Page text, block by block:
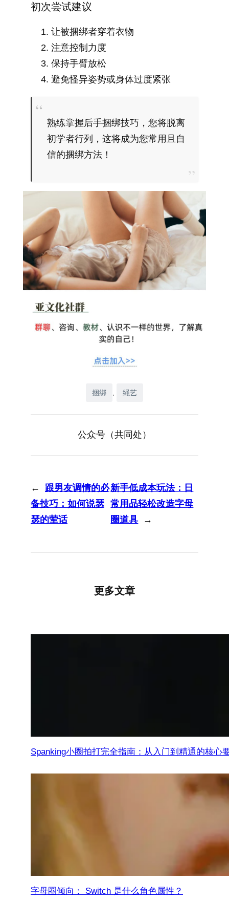
初次尝试建议
让被捆绑者穿着衣物
注意控制力度
保持手臂放松
避免怪异姿势或身体过度紧张
熟练掌握后手捆绑技巧，您将脱离
初学者行列，这将成为您常用且自
信的捆绑方法！
捆绑 绳艺
公众号（共同处）
←
跟男友调情的必
备技巧：如何说瑟
瑟的荤话
新手低成本玩法：日
常用品轻松改造字母
圈道具
→
更多文章
Spanking小圈拍打完全指南：从入门到精通的核心
字母圈倾向： Switch 是什么角色属性？